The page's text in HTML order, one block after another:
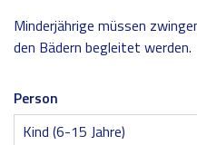
Minderjährige müssen
den Bädern begleitet werden.
Person